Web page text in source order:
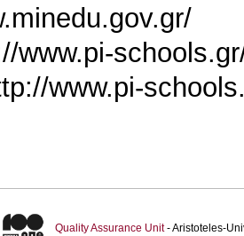
www.pi-
www.pi-
Quality Assurance Unit- Aristoteles-